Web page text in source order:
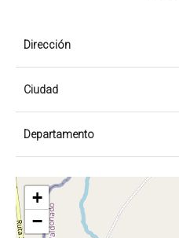
Dirección
Ciudad
Departamento
+
−